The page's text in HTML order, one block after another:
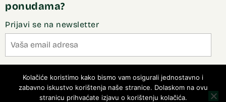
ponudama?
Prijavi se na newsletter
Kolačiće koristimo kako bismo vam osigurali jednostavno i
zabavno iskustvo korištenja naše stranice. Dolaskom na ovu
stranicu prihvaćate izjavu o korištenju kolačića.